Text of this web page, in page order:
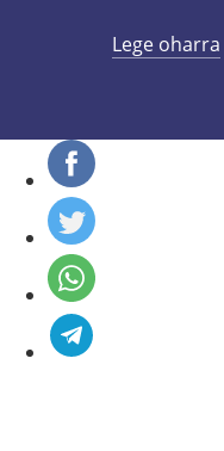
Lege oharra